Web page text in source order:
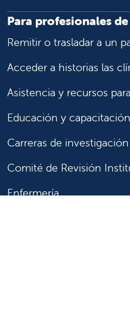
Para profesionales
Remitir o trasladar a un
Acceder a historias las
Asistencia y recursos
Educación y
Carreras de
Comité de Revisión
Enfermería